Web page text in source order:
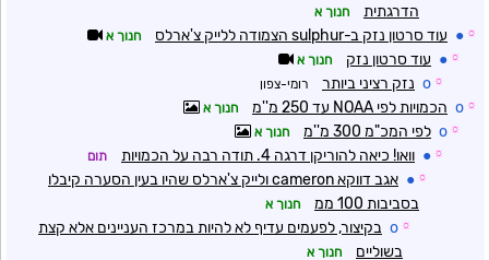
הדרגתית
חנוך א
☼
● עוד סרטון נזק ב-sulphur הצמודה ללייק צ'ארלס חנוך א
☼
● עוד סרטון נזק חנוך א
☼
o נזק רציני ביותר רומי-צפון
☼
o הכמויות לפי NOAA עד 250 מ''מ חנוך א
☼
o לפי המכ"מ 300 מ''מ חנוך א
☼
● וואו! כיאה להוריקן דרגה 4. תודה רבה על הכמויות תום
☼
●
אגב דווקא cameron ולייק צ'ארלס שהיו בעין הסערה קיבלו
בסביבות 100 ממ
חנוך א
☼
o בקיצור, לפעמים עדיף לא להיות במרכז העניינים אלא קצת
בשוליים
חנוך א